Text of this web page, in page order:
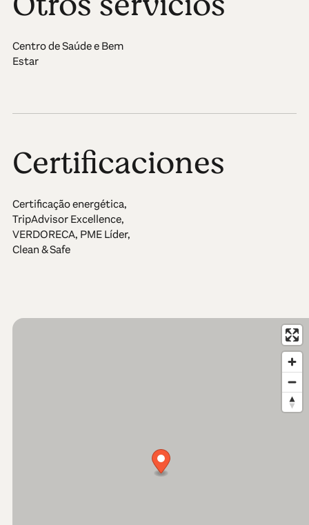
Centro de Saúde e Bem
Estar
Certificaciones
Certificação energética,
TripAdvisor Excellence,
VERDORECA, PME Líder,
Clean & Safe